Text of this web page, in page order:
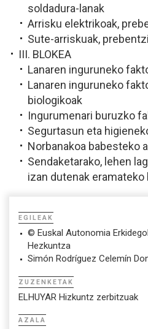
soldadura-lanak
Arrisku elektrikoak,
Sute-arriskuak,
III. BLOKEA
Lanaren inguruneko
Lanaren inguruneko
biologikoak
Ingurumenari buruzko
Segurtasun eta
Norbanakoa babesteko
Sendaketarako, lehen
izan dutenak eramateko
EGILEAK
© Euskal Autonomia
Hezkuntza
Simón Rodríguez Celemín
ZUZENKETAK
ELHUYAR Hizkuntz zerbitzuak
AZALA